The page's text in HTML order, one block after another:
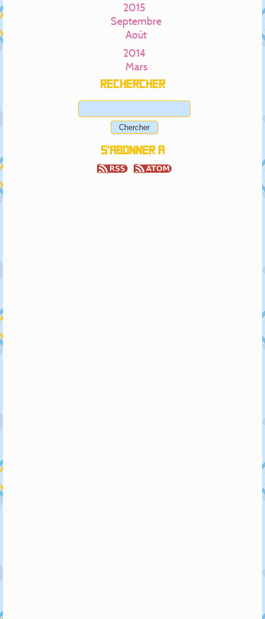
2015
Septembre
Août
2014
Mars
Rechercher
S'abonner à